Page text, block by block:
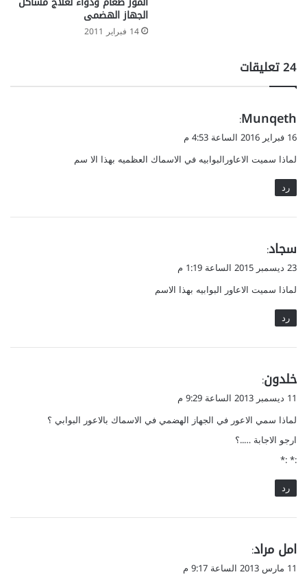
الجهاز الهضمى
14 فبراير 2011
‫24 تعليقات
ي
ق
ل
Munqeth
:
16 فبراير 2016 الساعة 4:53 م
لماذا سميت الاعاورالبوابيه في الاسماك العظميه بهذا الا سم
رد
ي
ق
ل
سجاد:
23 ديسمبر 2015 الساعة 1:19 م
لماذا سميت الاعاور البوابيه بهذا الاسم
رد
ي
ق
ل
خلدون:
11 ديسمبر 2013 الساعة 9:29 م
لماذا سمي الاعور في الجهاز الهضمي في الاسماك بالاعور البوابي ؟
ارجو الاجابة …..؟
:* :*
رد
ي
ق
امل مراد:
11 مارس 2013 الساعة 9:17 م